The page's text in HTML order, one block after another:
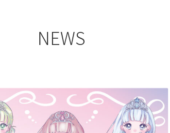
NEWS